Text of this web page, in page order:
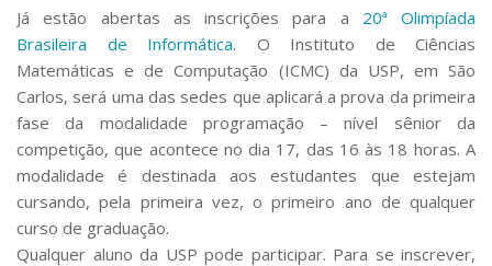
Empresas Juniores
Extensão à Comunidade
Projetos, Programas e Cursos
Artes, Cultura e Esportes
Museus e Espaços Interativos
Serviços
Bibliotecas
Apoio ao Estudante
Segurança, Trânsito e Prevenção
RH, Administrativo e Financeiro
Já estão abertas as inscrições para a 20ª Olimpíada
Brasileira de Informática. O Instituto de Ciências
Matemáticas e de Computação (ICMC) da USP, em São
Carlos, será uma das sedes que aplicará a prova da primeira
fase da modalidade programação – nível sênior da
competição, que acontece no dia 17, das 16 às 18 horas. A
modalidade é destinada aos estudantes que estejam
cursando, pela primeira vez, o primeiro ano de qualquer
curso de graduação.
Qualquer aluno da USP pode participar. Para se inscrever,